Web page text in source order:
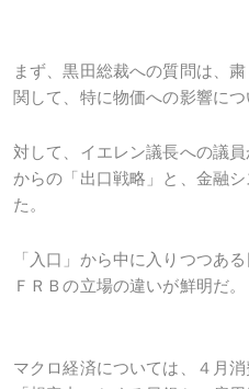
まず、黒田総裁への質問は、
関して、特に物価への影響につ
対して、イエレン議長への議
からの「出口戦略」と、金融
た。
「入口」から中に入りつつあ
ＦＲＢの立場の違いが鮮明だ。
マクロ経済については、４月